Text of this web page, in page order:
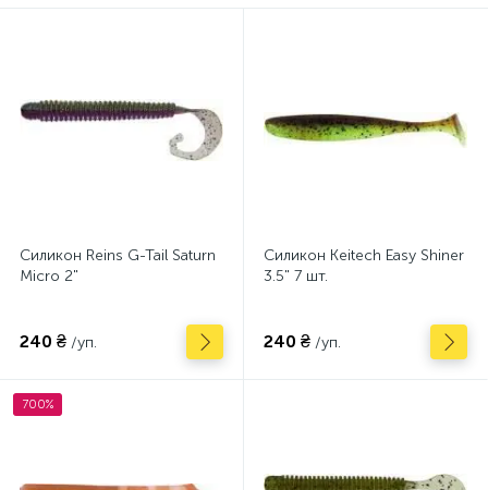
Силикон Reins G-Tail Saturn
Micro 2"
240 ₴ /уп.
Силикон Keitech Easy Shiner
3.5" 7 шт.
240 ₴ /уп.
700%